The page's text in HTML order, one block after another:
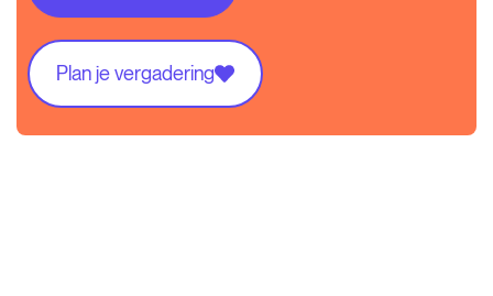
Plan je vergadering